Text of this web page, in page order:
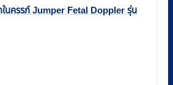
ในครรภ์ Jumper Fetal Doppler รุ่น